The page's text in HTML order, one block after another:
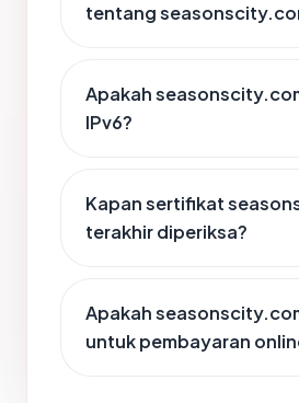
tentang
Apakah
IPv6?
Kapan sertifikat
terakhir diperiksa?
Apakah
untuk pembayaran